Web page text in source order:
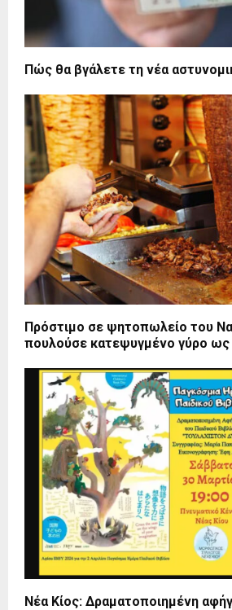
Πώς θα βγάλετε τη νέα
Πρόστιμο σε ψητοπωλείο του
πουλούσε κατεψυγμένο γύρο
Νέα Κίος: Δραματοποιημένη